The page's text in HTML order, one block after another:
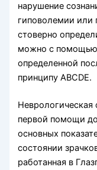
нарушение
гиповолемии или
стоверно
можно с помощью
определенной
принципу ABCDE.
Неврологическая
первой помощи
основных
состоянии
работанная в